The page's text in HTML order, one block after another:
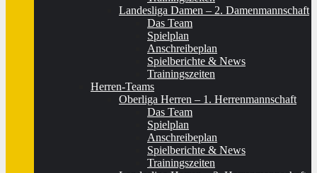
Landesliga Damen – 2. Damenmannschaft
Das Team
Spielplan
Anschreibeplan
Spielberichte & News
Trainingszeiten
Herren-Teams
Oberliga Herren – 1. Herrenmannschaft
Das Team
Spielplan
Anschreibeplan
Spielberichte & News
Trainingszeiten